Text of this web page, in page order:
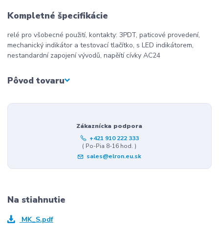
Kompletné špecifikácie
relé pro všobecné použití, kontakty: 3PDT, paticové provedení,
mechanický indikátor a testovací tlačítko, s LED indikátorem,
nestandardní zapojení vývodů, napěítí cívky AC24
Pôvod tovaru
Zákaznícka podpora
+421 910 222 333
( Po-Pia 8-16 hod. )
sales@elron.eu.sk
Na stiahnutie
MK_S.pdf